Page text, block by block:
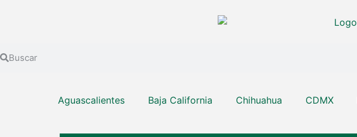
Aguascalientes Baja California Chihuahua CDMX